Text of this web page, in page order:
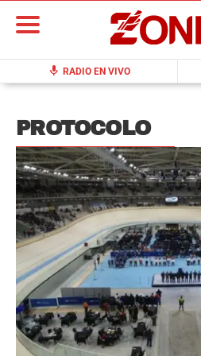
mic RADIO EN VIVO
PROTOCOLO